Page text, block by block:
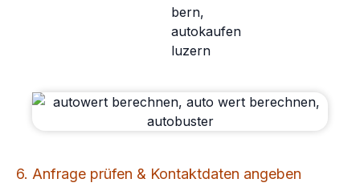
6. Anfrage prüfen & Kontaktdaten angeben